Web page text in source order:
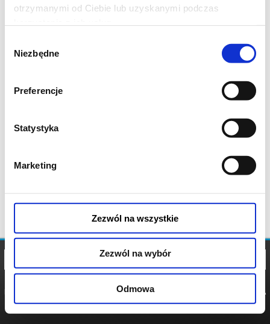
otrzymanymi od Ciebie lub uzyskanymi podczas
zgody
Niezbędne
Preferencje
Statystyka
Marketing
Zezwól na wszystkie
Zezwól na wybór
Odmowa
POLITYKA
POLITYKA